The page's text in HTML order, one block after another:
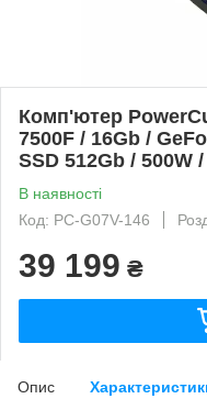
Комп'ютер
7500F / 16Gb /
SSD 512Gb / 500W
В наявності
Код: PC-G07V-146
39 199 ₴
Опис